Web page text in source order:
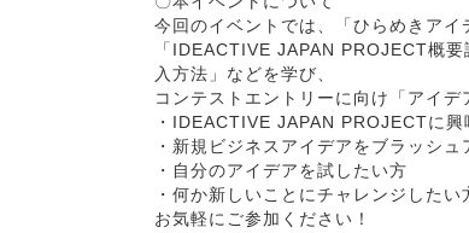
今回のイベントでは、「ひらめきアイ
「IDEACTIVE JAPAN PROJECT概
入方法」などを学び、
コンテストエントリーに向け「アイデ
・IDEACTIVE JAPAN PROJECTに興
・新規ビジネスアイデアをブラッシ
・自分のアイデアを試したい方
・何か新しいことにチャレンジしたい
お気軽にご参加ください！